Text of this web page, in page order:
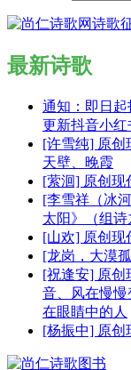
最新诗歌
通知：即日起
更新抖音小红
[许雪纯] 原创
天壁、晚霞
[萦洄] 原创现
[李雪祥（冰
太阳》（组诗
[山欢] 原创现
[龙岗，大漠
[祝逢安] 原创
音、风在慢
在眼睛中的人
[杨振中] 原创